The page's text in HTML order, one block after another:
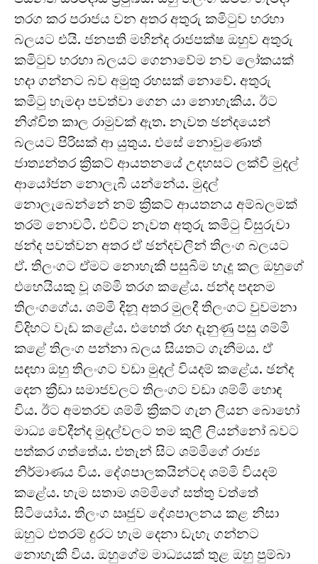
තරග කර පරාජය වන අතර අතුරු කමිටුව හරහා
බලයට එයි. ජනපති මහින්ද රාජපක්ෂ ඔහුව අතුරු
කමිටුව හරහා බලයට ගෙනාවේම නව ලෝකයක්
හදා ගන්නට බව අමුතු රහසක් නොවේ. අතුරු
කමිටු හැමදා පවත්වා ගෙන යා නොහැකිය. ඊට
නිශ්චිත කාල රාමුවක් ඇත. නැවත ඡන්දයෙන්
බලයට පිරිසක් ආ යුතුය. එසේ නොවුණොත්
ජාත්‍යන්තර ක්‍රිකට් ආයතනයේ උදහසට ලක්වී මුදල්
ආයෝජන නොලැබී යන්නේය. මුදල්
නොලැබෙන්නේ නම් ක්‍රිකට් ආයතනය අම්බලමක්
තරම් නොවටී. එවිට නැවත අතුරු කමිටු විසුරුවා
ඡන්ද පවත්වන අතර ඒ ඡන්දවලින් තිලංග බලයට
ඒ. තිලංගට ඒමට නොහැකි පසුබිම හැදූ කල ඔහුගේ
එහෙයියකු වූ ශම්මි තරග කළේය. ජන්ද පදනම
තිලංගගේය. ශම්මි දිනූ අතර මුලදී තිලංගට වුවමනා
විදිහට වැඩ කළේය. එහෙත් රහ දැනුණු පසු ශම්මි
කළේ තිලංග පන්නා බලය සියතට ගැනීමය. ඒ
සඳහා ඔහු තිලංගට වඩා මුදල් වියදම් කළේය. ඡන්ද
දෙන ක්‍රීඩා සමාජවලට තිලංගට වඩා ශම්මි හොඳ
විය. ඊට අමතරව ශම්මි ක්‍රිකට් ගැන ලියන බොහෝ
මාධ්‍ය වේදීන්ද මුදල්වලට තම කුලී ලියන්නෝ බවට
පත්කර ගත්තේය. එතැන් සිට ශම්මිගේ රාජ්‍ය
නිර්මාණය විය. දේශපාලකයින්ටද ශම්මි වියදම්
කළේය. හැම සතාම ශම්මිගේ සත්තු වත්තේ
සිටියෝය. තිලංග ඍජුව දේශපාලනය කළ නිසා
ඔහුට එතරම් දුරට හැම දෙනා ඩැහැ ගන්නට
නොහැකි විය. ඔහුගේම මාධ්‍යයක් තුළ ඔහු පුම්බා